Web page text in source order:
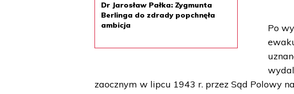
Dr Jarosław Pałka: Zygmunta
Berlinga do zdrady popchnęła
ambicja
Po
zaocznym w lipcu 1943 r. przez Sąd Polowy